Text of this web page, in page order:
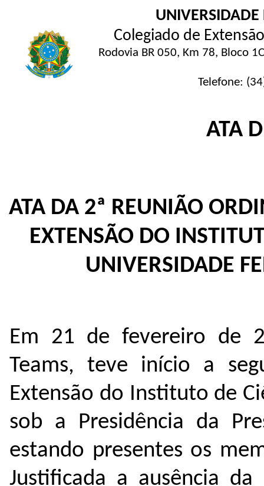
Colegiado de
Rodovia BR 050, Km 78, Bloco
Telefone:
ATA
ATA DA 2ª REUNIÃO
EXTENSÃO DO
UNIVERSIDADE
Em 21 de fevereiro de
Teams, teve início a
Extensão do Instituto de
sob a Presidência da
estando presentes os
Justificada a ausência